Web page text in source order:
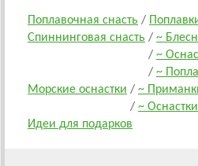
Поплавочная снасть /
Спиннинговая снасть / ~
/ ~
/ ~
Морские оснастки / ~
/ ~
Идеи для подарков